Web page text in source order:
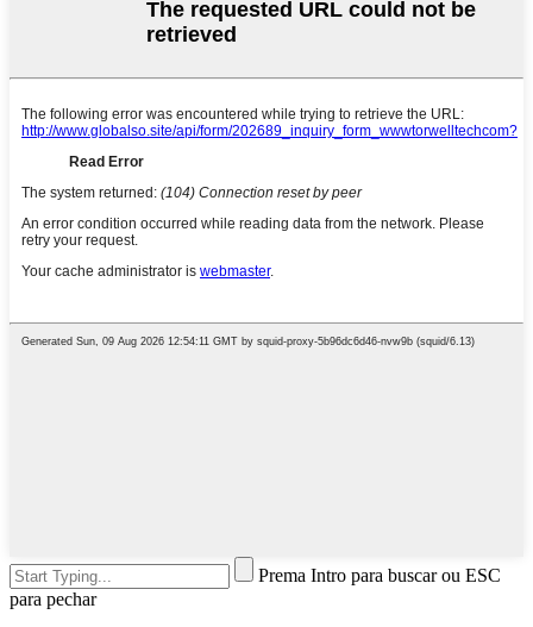
Prema Intro para buscar ou ESC
para pechar